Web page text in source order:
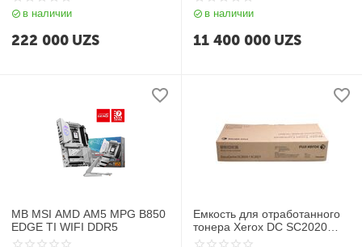
в наличии
222 000 UZS
в наличии
11 400 000 UZS
MB MSI AMD AM5 MPG B850
EDGE TI WIFI DDR5
Емкость для отработанного
тонера Xerox DC SC2020
(15000 стр)